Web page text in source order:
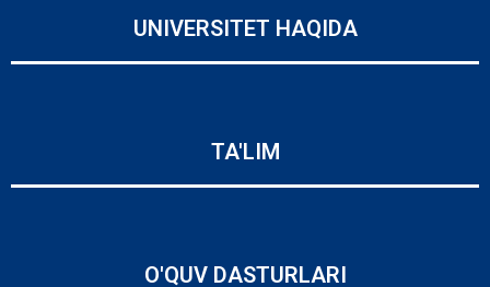
UNIVERSITET HAQIDA
TA'LIM
O'QUV DASTURLARI